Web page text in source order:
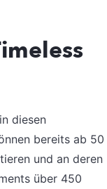
diesen
bereits ab 50
und an deren
über 450